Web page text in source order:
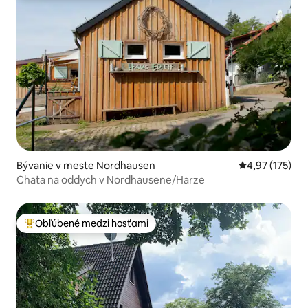
Bývanie v meste Nordhausen Priemerné
4,97 (175)
Chata na oddych v Nordhausene/Harze
Najobľúbenejšie medzi hosťami
Obľúbené medzi hosťami